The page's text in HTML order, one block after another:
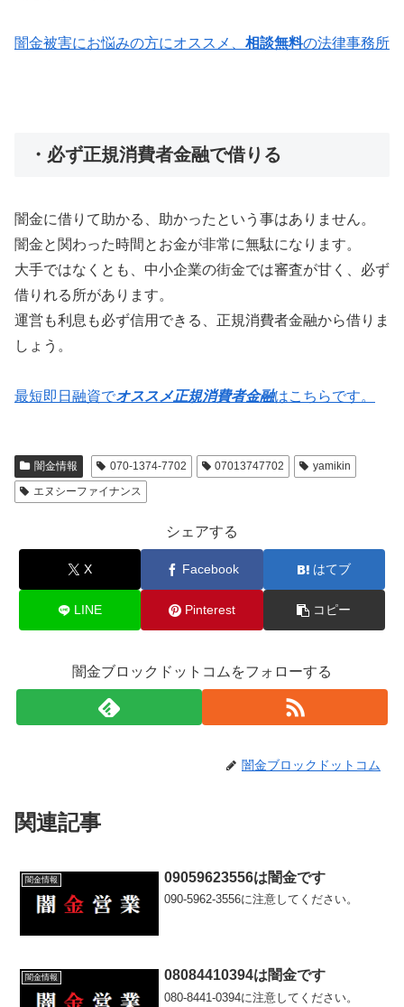
闇金被害にお悩みの方にオススメ、 相談無料の法律事務所
・必ず正規消費者金融で借りる
闇金に借りて助かる、助かったという事はありません。
闇金と関わった時間とお金が非常に無駄になります。
大手ではなくとも、中小企業の街金では審査が甘く、必ず
借りれる所があります。
運営も利息も必ず信用できる、正規消費者金融から借りま
しょう。
最短即日融資でオススメ正規消費者金融はこちらです。
闇金情報 070-1374-7702 07013747702
yamikin
エヌシーファイナンス
シェアする
X Facebook はてブ
LINE Pinterest コピー
闇金ブロックドットコムをフォローする
闇金ブロックドットコム
関連記事
闇金情報 09059623556は闇金です
090-5962-3556に注意してください。
闇金情報 08084410394は闇金です
080-8441-0394に注意してください。